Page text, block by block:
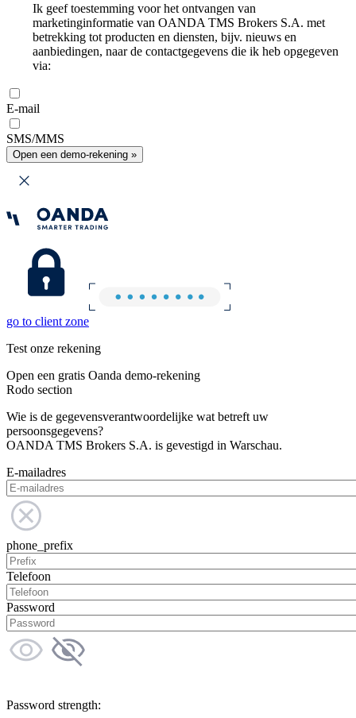
Ik geef toestemming voor het ontvangen van
marketinginformatie van OANDA TMS Brokers S.A. met
betrekking tot producten en diensten, bijv. nieuws en
aanbiedingen, naar de contactgegevens die ik heb opgegeven
via:
E-mail
SMS/MMS
Open een demo-rekening »
go to client zone
Test onze rekening
Open een gratis Oanda demo-rekening
Rodo section
Wie is de gegevensverantwoordelijke wat betreft uw
persoonsgegevens?
OANDA TMS Brokers S.A. is gevestigd in Warschau.
E-mailadres
phone_prefix
Telefoon
Password
Password strength: